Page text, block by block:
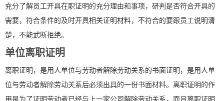
充分了解员工开具在职证明的充分理由和事项，研判是否符合开具的
需要，符合条件的及时开具相关证明材料，不符合的要跟员工说明清
楚，不能武断拒绝。
单位离职证明
离职证明，是用人单位与劳动者解除劳动关系的书面证明，是用人单
位与劳动者解除劳动关系后必须出具的一份书面材料。离职证明的作
用是为了证明劳动者已经与上一家公司解除劳动关系，而且离职证明